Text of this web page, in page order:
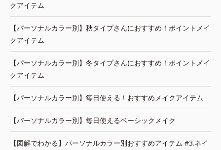
クアイテム
【パーソナルカラー別】秋タイプさんにおすすめ！ポイントメイ
クアイテム
【パーソナルカラー別】冬タイプさんにおすすめ！ポイントメイ
クアイテム
【パーソナルカラー別】毎日使える！おすすめメイクアイテム
【パーソナルカラー別】毎日使えるベーシックメイク
【図解でわかる】パーソナルカラー別おすすめアイテム #3.ネイ